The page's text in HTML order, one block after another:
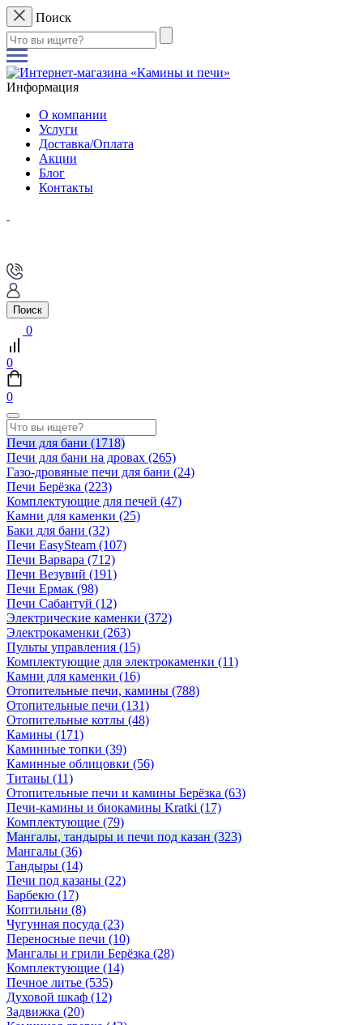
Поиск
Информация
О компании
Услуги
Доставка/Оплата
Акции
Блог
Контакты
Поиск
0
0
0
Печи для бани (1718)
Печи для бани на дровах (265)
Газо-дровяные печи для бани (24)
Печи Берёзка (223)
Комплектующие для печей (47)
Камни для каменки (25)
Баки для бани (32)
Печи EasySteam (107)
Печи Варвара (712)
Печи Везувий (191)
Печи Ермак (98)
Печи Сабантуй (12)
Электрические каменки (372)
Электрокаменки (263)
Пульты управления (15)
Комплектующие для электрокаменки (11)
Камни для каменки (16)
Отопительные печи, камины (788)
Отопительные печи (131)
Отопительные котлы (48)
Камины (171)
Каминные топки (39)
Каминные облицовки (56)
Титаны (11)
Отопительные печи и камины Берёзка (63)
Печи-камины и биокамины Kratki (17)
Комплектующие (79)
Мангалы, тандыры и печи под казан (323)
Мангалы (36)
Тандыры (14)
Печи под казаны (22)
Барбекю (17)
Коптильни (8)
Чугунная посуда (23)
Переносные печи (10)
Мангалы и грили Берёзка (28)
Комплектующие (14)
Печное литье (535)
Духовой шкаф (12)
Задвижка (20)